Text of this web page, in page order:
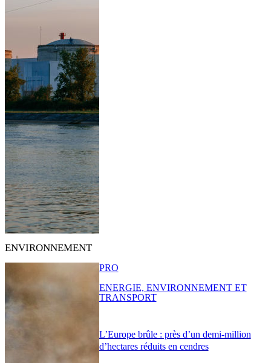
ENVIRONNEMENT
L’Europe brûle : près d’un demi-million
d’hectares réduits en cendres
PRO
ENERGIE, ENVIRONNEMENT ET
TRANSPORT